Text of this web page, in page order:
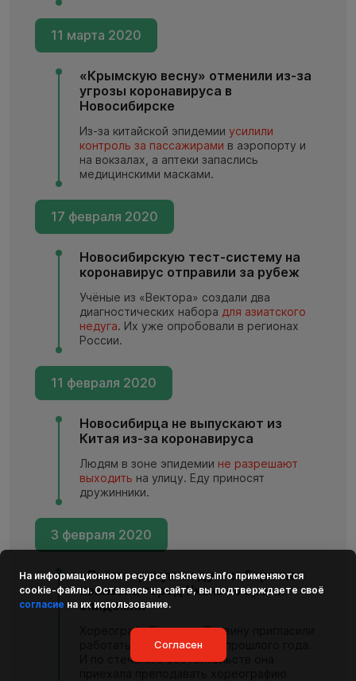
11 марта 2020
«Крымскую весну» отменили из-за
угрозы коронавируса в
Новосибирске
Из-за китайской эпидемии усилили
контроль за пассажирами в аэропорту и
на вокзалах, а аптеки запаслись
медицинскими масками.
17 февраля 2020
Новосибирскую тест-систему на
коронавирус отправили за рубеж
Учёные из «Вектора» создали два
диагностических набора для азиатского
недуга. Их уже опробовали в регионах
России.
11 февраля 2020
Новосибирца не выпускают из
Китая из-за коронавируса
Людям в зоне эпидемии не разрешают
выходить на улицу. Еду приносят
дружинники.
3 февраля 2020
«Пьём горячую воду»: сибирячка
показала город Ухань во время
эпидемии
Хореографа Валерию Травину пригласили
работать в Китай осенью прошлого года.
И по стечению обстоятельств она
На информационном ресурсе nsknews.info применяются
cookie-файлы. Оставаясь на сайте, вы подтверждаете своё
согласие на их использование.
Согласен